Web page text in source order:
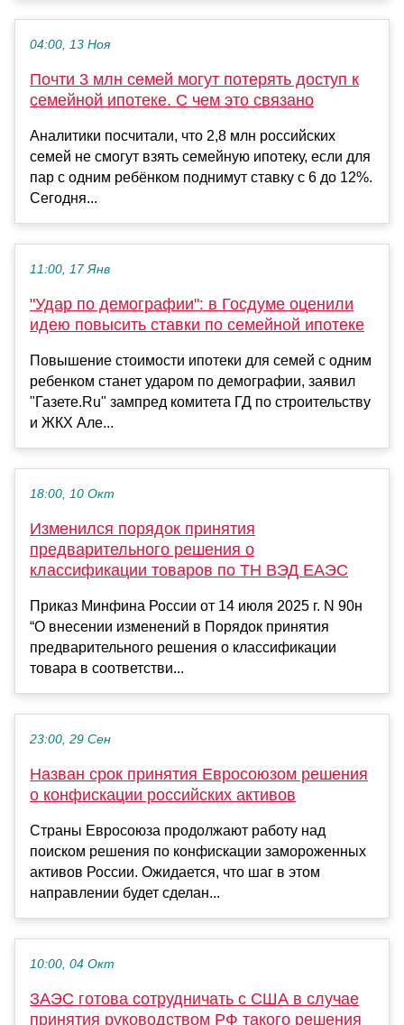
04:00, 13 Ноя
Почти 3 млн семей могут потерять доступ к
семейной ипотеке. С чем это связано
Аналитики посчитали, что 2,8 млн российских
семей не смогут взять семейную ипотеку, если для
пар с одним ребёнком поднимут ставку с 6 до 12%.
Сегодня...
11:00, 17 Янв
"Удар по демографии": в Госдуме оценили
идею повысить ставки по семейной ипотеке
Повышение стоимости ипотеки для семей с одним
ребенком станет ударом по демографии, заявил
"Газете.Ru" зампред комитета ГД по строительству
и ЖКХ Але...
18:00, 10 Окт
Изменился порядок принятия
предварительного решения о
классификации товаров по ТН ВЭД ЕАЭС
Приказ Минфина России от 14 июля 2025 г. N 90н
“О внесении изменений в Порядок принятия
предварительного решения о классификации
товара в соответстви...
23:00, 29 Сен
Назван срок принятия Евросоюзом решения
о конфискации российских активов
Страны Евросоюза продолжают работу над
поиском решения по конфискации замороженных
активов России. Ожидается, что шаг в этом
направлении будет сделан...
10:00, 04 Окт
ЗАЭС готова сотрудничать c США в случае
принятия руководством РФ такого решения